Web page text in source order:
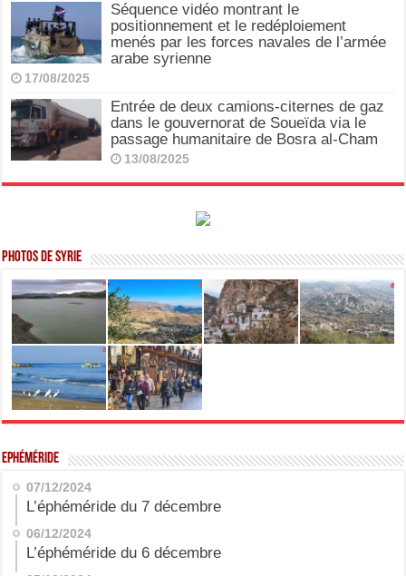
Séquence vidéo montrant le
positionnement et le redéploiement
menés par les forces navales de l’armée
arabe syrienne
17/08/2025
Entrée de deux camions-citernes de gaz
dans le gouvernorat de Soueïda via le
passage humanitaire de Bosra al-Cham
13/08/2025
Photos de Syrie
Ephéméride
07/12/2024
L’éphéméride du 7 décembre
06/12/2024
L’éphéméride du 6 décembre